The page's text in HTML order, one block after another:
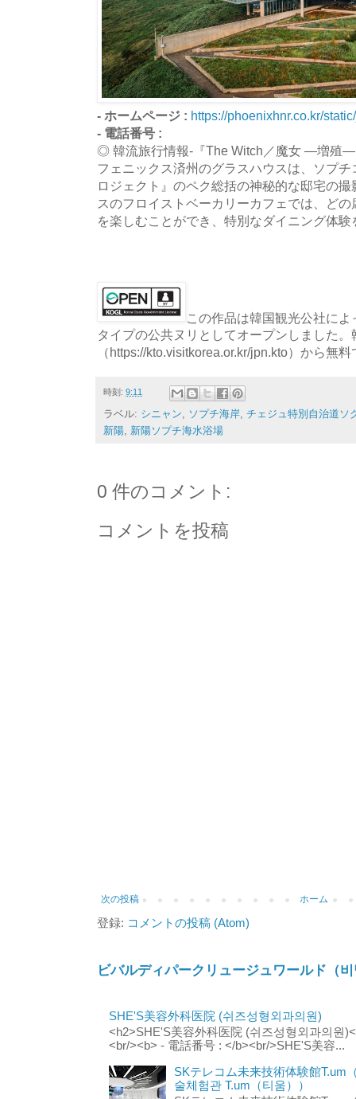
- ホームページ : https://phoenixhnr.co.kr/
- 電話番号 :
◎ 韓流旅行情報-『The Witch／魔女 ―増殖
フェニックス済州のグラスハウスは、ソプ
ロジェクト』のペク総括の神秘的な邸宅の
スのフロイストベーカリーカフェでは、ど
を楽しむことができ、特別なダイニング体験
この作品は韓国観光公社に
タイプの公共ヌリとしてオープンしました。
（https://kto.visitkorea.or.kr/jpn.kto）から無
時刻: 9:11
ラベル: シニャン ソプチ海岸 チェジュ特別自治道ソ
新陽 新陽ソプチ海水浴場
0 件のコメント:
コメントを投稿
次の投稿 ホーム
登録: コメントの投稿 (Atom)
ビバルディパークリュージュワールド（
SHE'S美容外科医院 (쉬즈성형외과의원)
<h2>SHE'S美容外科医院 (쉬즈성형외과의원
<br/><b> - 電話番号 : </b><br/>SHE'S美容...
SKテレコム未来技術体験館T.um
술체험관 T.um（티움））